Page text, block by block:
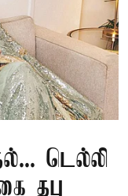
டெல்லி
தபு